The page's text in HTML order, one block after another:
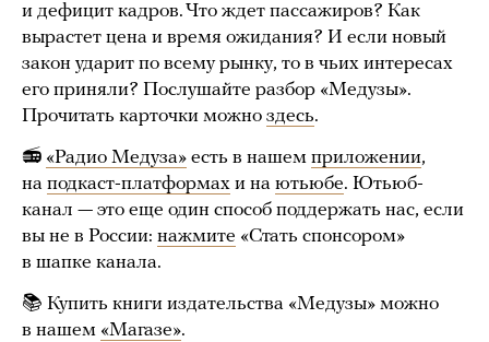
и дефицит кадров. Что ждет пассажиров? Как
вырастет цена и время ожидания? И если новый
закон ударит по всему рынку, то в чьих интересах
его приняли? Послушайте разбор «Медузы».
Прочитать карточки можно здесь.
📻 «Радио Медуза» есть в нашем приложении,
на подкаст-платформах и на ютьюбе. Ютьюб-
канал — это еще один способ поддержать нас, если
вы не в России: нажмите «Стать спонсором»
в шапке канала.
📚 Купить книги издательства «Медузы» можно
в нашем «Магазе».